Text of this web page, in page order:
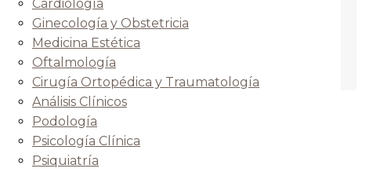
Cardiología
Ginecología y Obstetricia
Medicina Estética
Oftalmología
Cirugía Ortopédica y Traumatología
Análisis Clínicos
Podología
Psicología Clínica
Psiquiatría